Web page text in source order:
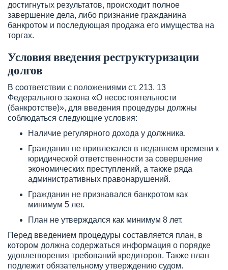
достигнутых результатов, происходит полное
завершение дела, либо признание гражданина
банкротом и последующая продажа его имущества на
торгах.
Условия введения реструктуризации
долгов
В соответствии с положениями ст. 213. 13
Федерального закона «О несостоятельности
(банкротстве)», для введения процедуры должны
соблюдаться следующие условия:
Наличие регулярного дохода у должника.
Гражданин не привлекался в недавнем времени к
юридической ответственности за совершение
экономических преступлений, а также ряда
административных правонарушений.
Гражданин не признавался банкротом как
минимум 5 лет.
План не утверждался как минимум 8 лет.
Перед введением процедуры составляется план, в
котором должна содержаться информация о порядке
удовлетворения требований кредиторов. Также план
подлежит обязательному утверждению судом.